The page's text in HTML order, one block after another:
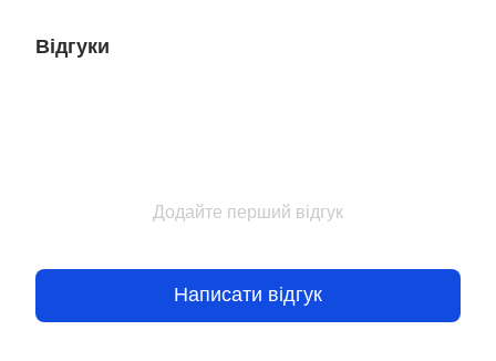
Відгуки
Додайте перший відгук
Написати відгук